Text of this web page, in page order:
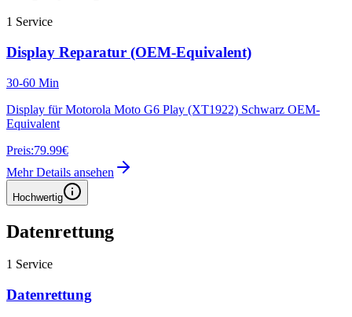
1 Service
Display Reparatur (OEM-Equivalent)
30-60 Min
Display für Motorola Moto G6 Play (XT1922) Schwarz OEM-
Equivalent
Preis:79.99€
Mehr Details ansehen
Hochwertig
Datenrettung
1 Service
Datenrettung